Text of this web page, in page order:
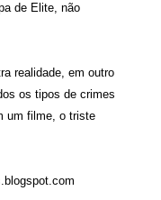
de Elite, não
realidade, em outro
os tipos de crimes
um filme, o triste